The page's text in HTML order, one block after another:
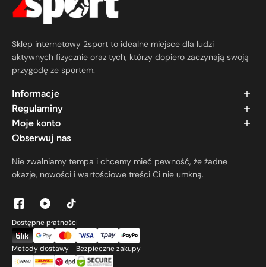
Sklep internetowy 2sport to idealne miejsce dla ludzi
aktywnych fizycznie oraz tych, którzy dopiero zaczynają swoją
przygodę ze sportem.
Informacje
FAQ
Kontakt
Formy płatności
Blog
Newsletter
Regulaminy
Regulamin sklepu
Polityka zwrotów
Polityka dostaw
Polityka prywatności
Ustawienia ciasteczek
Moje konto
Logowanie
Ulubione
Obserwuj nas
Nie zwalniamy tempa i chcemy mieć pewność, że żadne
okazje, nowości i wartościowe treści Ci nie umkną.
Dostępne płatności
Metody dostawy Bezpieczne zakupy